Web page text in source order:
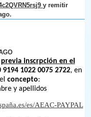
y remitir
previa inscrpción en el
9194 1022 0075 2722, en
concepto:
y apellidos
es/AEAC-PAYPAL